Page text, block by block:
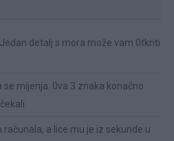
detalj s mora može vam 0tkriti
se mijenja: 0va 3 znaka konačno
računala, a lice mu je iz sekunde u